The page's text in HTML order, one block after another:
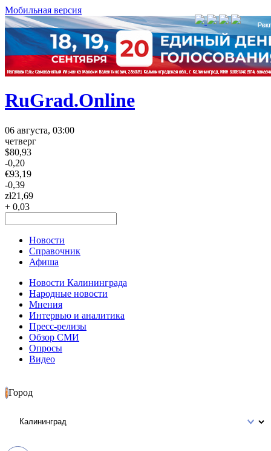
Мобильная версия
RuGrad.Online
06 августа, 03:00
четверг
$80,93
-0,20
€93,19
-0,39
zł21,69
+ 0,03
Новости
Справочник
Афиша
Новости Калининграда
Народные новости
Мнения
Интервью и аналитика
Пресс-релизы
Обзор СМИ
Опросы
Видео
Город